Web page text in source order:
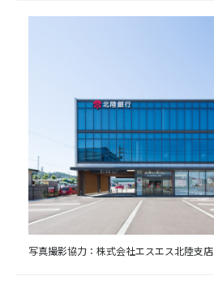
写真撮影協力：株式会社エスエス北陸支店